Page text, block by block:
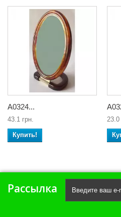
А0324...
43.1 грн.
Купить!
23.0
Рассылка